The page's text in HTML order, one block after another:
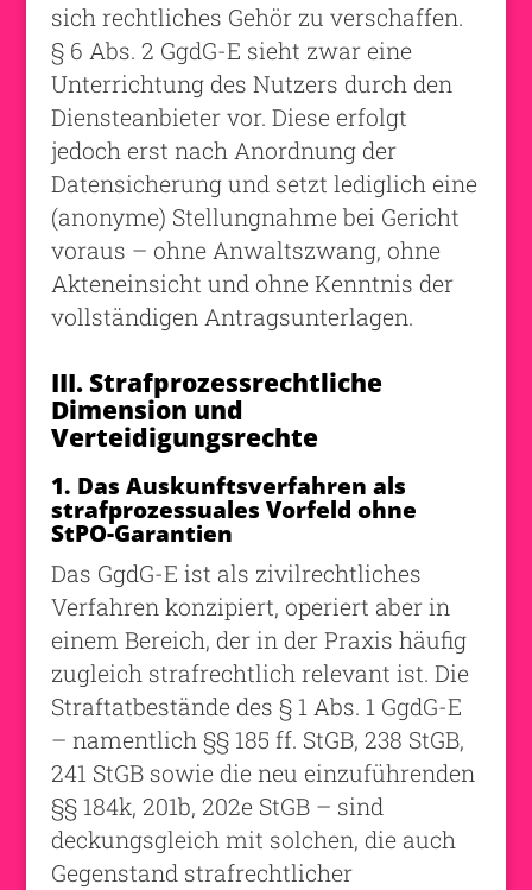
sich rechtliches Gehör zu verschaffen.
§ 6 Abs. 2 GgdG-E sieht zwar eine
Unterrichtung des Nutzers durch den
Diensteanbieter vor. Diese erfolgt
jedoch erst nach Anordnung der
Datensicherung und setzt lediglich eine
(anonyme) Stellungnahme bei Gericht
voraus – ohne Anwaltszwang, ohne
Akteneinsicht und ohne Kenntnis der
vollständigen Antragsunterlagen.
III. Strafprozessrechtliche
Dimension und
Verteidigungsrechte
1. Das Auskunftsverfahren als
strafprozessuales Vorfeld ohne
StPO-Garantien
Das GgdG-E ist als zivilrechtliches
Verfahren konzipiert, operiert aber in
einem Bereich, der in der Praxis häufig
zugleich strafrechtlich relevant ist. Die
Straftatbestände des § 1 Abs. 1 GgdG-E
– namentlich §§ 185 ff. StGB, 238 StGB,
241 StGB sowie die neu einzuführenden
§§ 184k, 201b, 202e StGB – sind
deckungsgleich mit solchen, die auch
Gegenstand strafrechtlicher